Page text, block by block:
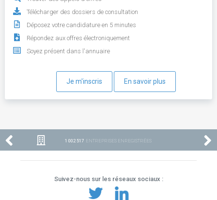
Télécharger des dossiers de consultation
Déposez votre candidature en 5 minutes
Répondez aux offres électroniquement
Soyez présent dans l'annuaire
Je m'inscris En savoir plus
1 002 517 ENTREPRISES ENREGISTRÉES
Suivez-nous sur les réseaux sociaux :